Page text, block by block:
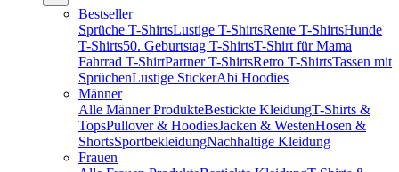
Bestseller
Sprüche T-ShirtsLustige T-ShirtsRente T-ShirtsHunde
T-Shirts50. Geburtstag T-ShirtsT-Shirt für Mama
Fahrrad T-ShirtPartner T-ShirtsRetro T-ShirtsTassen mit
SprüchenLustige StickerAbi Hoodies
Männer
Alle Männer ProdukteBestickte KleidungT-Shirts &
TopsPullover & HoodiesJacken & WestenHosen &
ShortsSportbekleidungNachhaltige Kleidung
Frauen